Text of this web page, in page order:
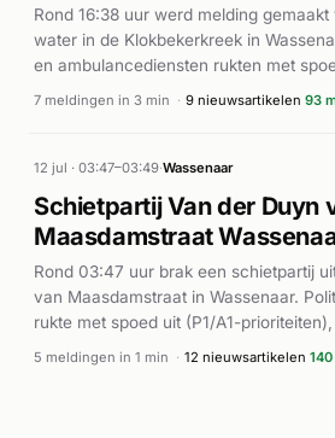
Valkenburg. Volgens persberichten
ongeveer 50 hectare duingebied, een
van 75 voetbalvelden. Rond 16:51 uur
later op de dag terugkeren naar hun
Rond 16:38 uur werd melding
water in de Klokbekerkreek in
en ambulancediensten rukten met
enkele minuten ter plaatse. De
Lifeliner werd eveneens ingeschakeld,
helpen. Volgens het Leidsch Dagblad
de persoon ondanks de herhaalde
reanimatiepogingen.
7 meldingen in 3 min · 9 nieuwsartikelen 93
12 jul · 03:47–03:49·Wassenaar
Schietpartij Van der Duyn
Maasdamstraat
Rond 03:47 uur brak een schietpartij
van Maasdamstraat in Wassenaar.
rukte met spoed uit (P1/A1-
Lifeliner ter plaatse kwam. Volgens
5 meldingen in 1 min · 12 nieuwsartikelen